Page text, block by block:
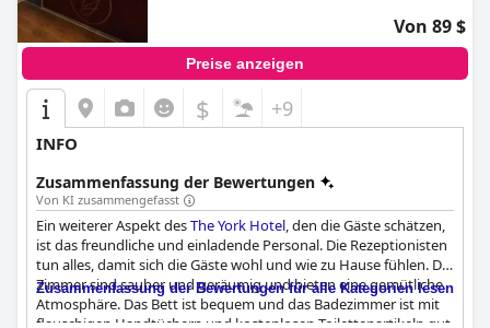
Von 89 $
Preise anzeigen
$ +9
INFO
Zusammenfassung der Bewertungen
Von KI zusammengefasst
Ein weiterer Aspekt desThe York Hotel, den die Gäste schätzen,
ist das freundliche und einladende Personal. Die Rezeptionisten
tun alles, damit sich die Gäste wohl und wie zu Hause fühlen. Die
Zimmer sind sauber und geräumig und bieten eine gemütliche
Atmosphäre. Das Bett ist bequem und das Badezimmer ist mit
flauschigen Handtüchern und kostenlosen Toilettenartikeln gut
Zusammenfassung der Bewertungen für alle Kategorien lesen